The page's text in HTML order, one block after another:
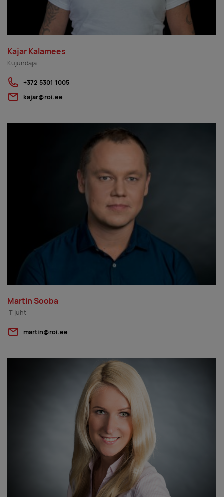
Kajar Kalamees
Kujundaja
+372 5301 1005
kajar@roi.ee
Martin Sooba
IT juht
martin@roi.ee